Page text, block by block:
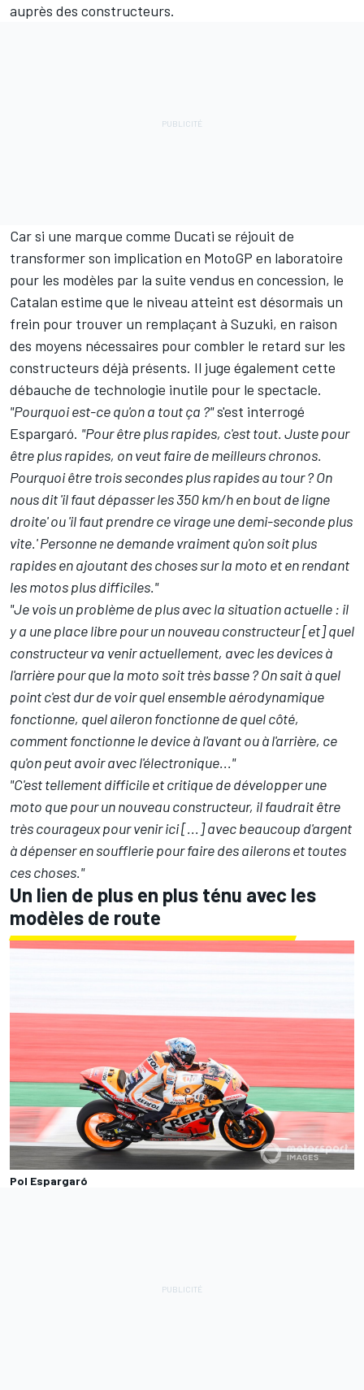
auprès des constructeurs.
Car si une marque comme Ducati se réjouit de
transformer son implication en MotoGP en laboratoire
pour les modèles par la suite vendus en concession, le
Catalan estime que le niveau atteint est désormais un
frein pour trouver un remplaçant à Suzuki, en raison
des moyens nécessaires pour combler le retard sur les
constructeurs déjà présents. Il juge également cette
débauche de technologie inutile pour le spectacle.
"Pourquoi est-ce qu'on a tout ça ?"s'est interrogé
Espargaró. "Pour être plus rapides, c'est tout. Juste pour
être plus rapides, on veut faire de meilleurs chronos.
Pourquoi être trois secondes plus rapides au tour ? On
nous dit 'il faut dépasser les 350 km/h en bout de ligne
droite' ou 'il faut prendre ce virage une demi-seconde plus
vite.' Personne ne demande vraiment qu'on soit plus
rapides en ajoutant des choses sur la moto et en rendant
les motos plus difficiles."
"Je vois un problème de plus avec la situation actuelle : il
y a une place libre pour un nouveau constructeur [et] quel
constructeur va venir actuellement, avec les devices à
l'arrière pour que la moto soit très basse ? On sait à quel
point c'est dur de voir quel ensemble aérodynamique
fonctionne, quel aileron fonctionne de quel côté,
comment fonctionne le device à l'avant ou à l'arrière, ce
qu'on peut avoir avec l'électronique..."
"C'est tellement difficile et critique de développer une
moto que pour un nouveau constructeur, il faudrait être
très courageux pour venir ici [...] avec beaucoup d'argent
à dépenser en soufflerie pour faire des ailerons et toutes
ces choses."
Un lien de plus en plus ténu avec les
modèles de route
Pol Espargaró